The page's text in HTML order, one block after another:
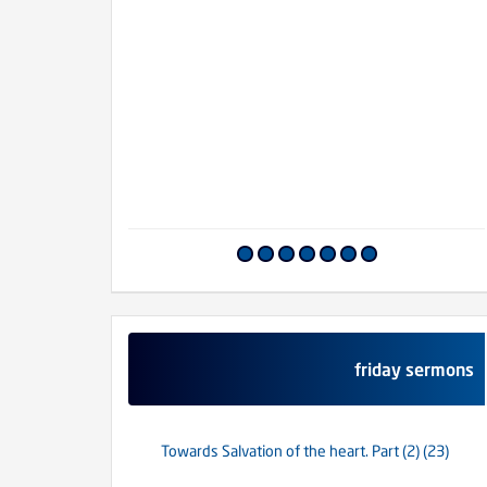
friday sermons
(23) Towards Salvation of the heart. Part (2)